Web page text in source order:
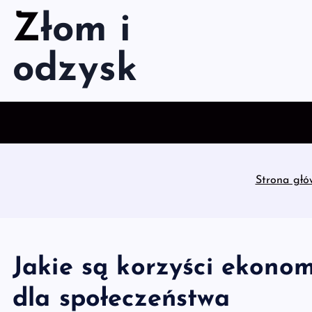
o
Złom i
odzysk
Strona
Jakie są korzyści
dla społeczeństwa